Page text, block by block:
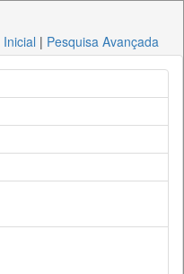
| Pesquisa Avançada